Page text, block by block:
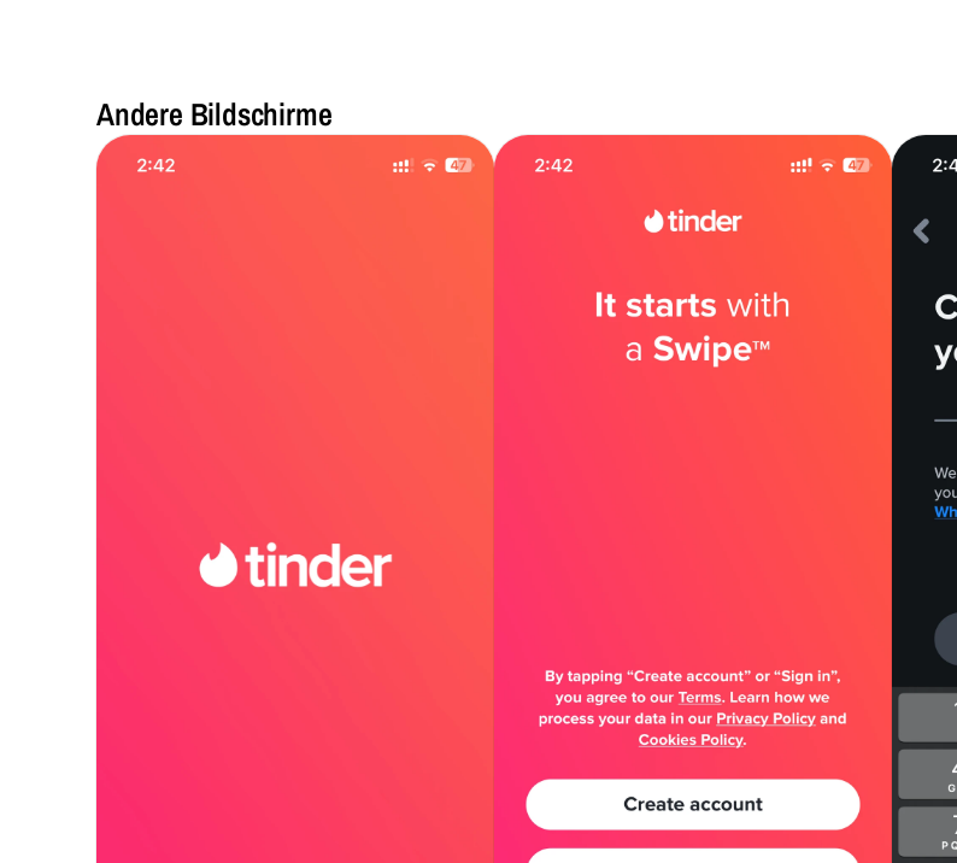
Andere Bildschirme